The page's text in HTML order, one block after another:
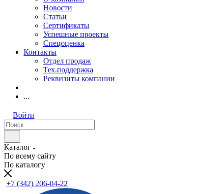
Новости
Статьи
Сертификаты
Успешные проекты
Спецоценка
Контакты
Отдел продаж
Тех.поддержка
Реквизиты компании
...
Войти
Каталог
По всему сайту
По каталогу
+7 (342) 206-04-22